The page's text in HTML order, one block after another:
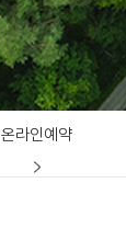
온라인예약